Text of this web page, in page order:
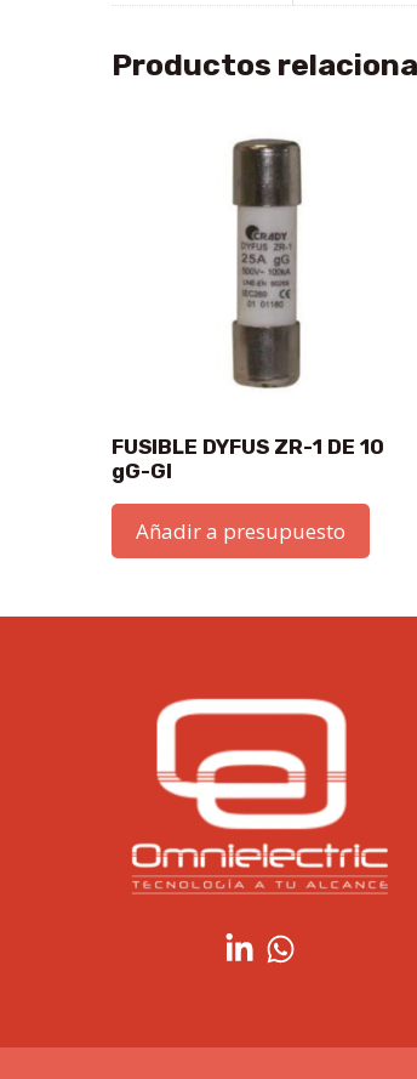
Productos
FUSIBLE DYFUS ZR-1 DE 10
gG-GI
Añadir a presupuesto